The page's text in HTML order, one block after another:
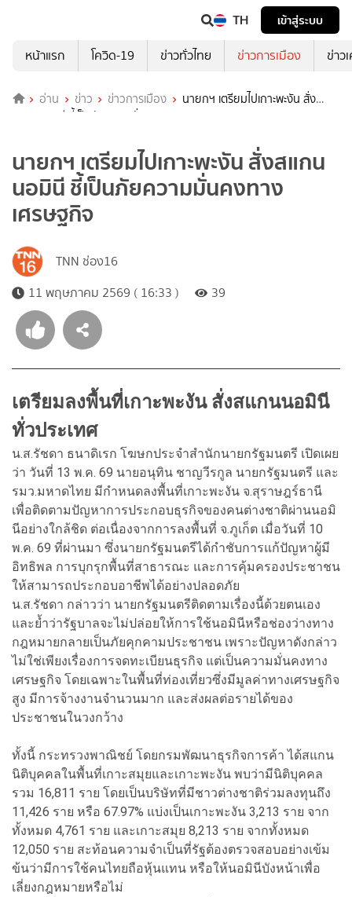
TH
เข้าสู่ระบบ
หน้าแรก
โควิด-19 ข่าวทั่วไทย ข่าวการเมือง ข่าว
อ่าน ข่าว ข่าวการเมือง
นายกฯ เตรียมไปเกาะพะงัน สั่ง
สแกนนอมินี ชี้เป็นภัยความมั่นคงทางเศรษฐกิจ
นายกฯ เตรียมไปเกาะพะงัน สั่งสแกน
นอมินี ชี้เป็นภัยความมั่นคงทาง
เศรษฐกิจ
TNN ช่อง16
11 พฤษภาคม 2569 ( 16:33 )
39
เตรียมลงพื้นที่เกาะพะงัน สั่งสแกนนอมินี
ทั่วประเทศ
น.ส.รัชดา ธนาดิเรก โฆษกประจำสำนักนายกรัฐมนตรี เปิดเผย
ว่า วันที่ 13 พ.ค. 69 นายอนุทิน ชาญวีรกูล นายกรัฐมนตรี และ
รมว.มหาดไทย มีกำหนดลงพื้นที่เกาะพะงัน จ.สุราษฎร์ธานี
เพื่อติดตามปัญหาการประกอบธุรกิจของคนต่างชาติผ่านนอมิ
นีอย่างใกล้ชิด ต่อเนื่องจากการลงพื้นที่ จ.ภูเก็ต เมื่อวันที่ 10
พ.ค. 69 ที่ผ่านมา ซึ่งนายกรัฐมนตรีได้กำชับการแก้ปัญหาผู้มี
อิทธิพล การบุกรุกพื้นที่สาธารณะ และการคุ้มครองประชาชน
ให้สามารถประกอบอาชีพได้อย่างปลอดภัย
น.ส.รัชดา กล่าวว่า นายกรัฐมนตรีติดตามเรื่องนี้ด้วยตนเอง
และย้ำว่ารัฐบาลจะไม่ปล่อยให้การใช้นอมินีหรือช่องว่างทาง
กฎหมายกลายเป็นภัยคุกคามประชาชน เพราะปัญหาดังกล่าว
ไม่ใช่เพียงเรื่องการจดทะเบียนธุรกิจ แต่เป็นความมั่นคงทาง
เศรษฐกิจ โดยเฉพาะในพื้นที่ท่องเที่ยวซึ่งมีมูลค่าทางเศรษฐกิจ
สูง มีการจ้างงานจำนวนมาก และส่งผลต่อรายได้ของ
ประชาชนในวงกว้าง
ทั้งนี้ กระทรวงพาณิชย์ โดยกรมพัฒนาธุรกิจการค้า ได้สแกน
นิติบุคคลในพื้นที่เกาะสมุยและเกาะพะงัน พบว่ามีนิติบุคคล
รวม 16,811 ราย โดยเป็นบริษัทที่มีชาวต่างชาติร่วมลงทุนถึง
11,426 ราย หรือ 67.97% แบ่งเป็นเกาะพะงัน 3,213 ราย จาก
ทั้งหมด 4,761 ราย และเกาะสมุย 8,213 ราย จากทั้งหมด
12,050 ราย สะท้อนความจำเป็นที่รัฐต้องตรวจสอบอย่างเข้ม
ข้นว่ามีการใช้คนไทยถือหุ้นแทน หรือให้นอมินีบังหน้าเพื่อ
เลี่ยงกฎหมายหรือไม่